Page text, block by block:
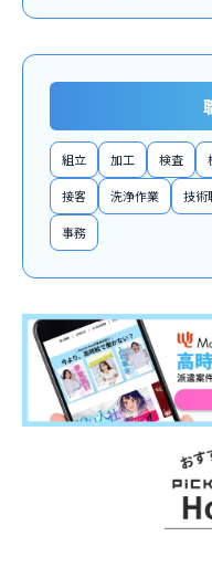
組立 加工 検査
接客 洗浄作業 技術
事務